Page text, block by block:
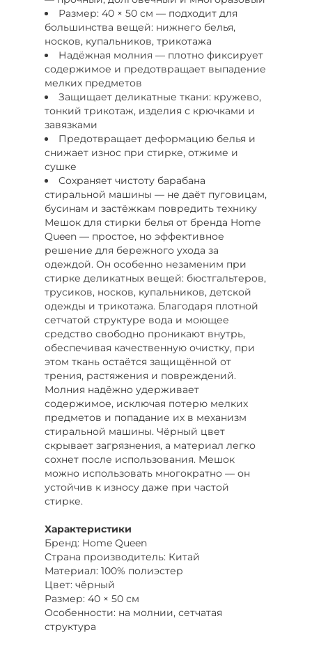
Размер: 40 × 50 см — подходит для
большинства вещей: нижнего белья,
носков, купальников, трикотажа
Надёжная молния — плотно фиксирует
содержимое и предотвращает выпадение
мелких предметов
Защищает деликатные ткани: кружево,
тонкий трикотаж, изделия с крючками и
завязками
Предотвращает деформацию белья и
снижает износ при стирке, отжиме и
сушке
Сохраняет чистоту барабана
стиральной машины — не даёт пуговицам,
бусинам и застёжкам повредить технику
Мешок для стирки белья от бренда Home
Queen — простое, но эффективное
решение для бережного ухода за
одеждой. Он особенно незаменим при
стирке деликатных вещей: бюстгальтеров,
трусиков, носков, купальников, детской
одежды и трикотажа. Благодаря плотной
сетчатой структуре вода и моющее
средство свободно проникают внутрь,
обеспечивая качественную очистку, при
этом ткань остаётся защищённой от
трения, растяжения и повреждений.
Молния надёжно удерживает
содержимое, исключая потерю мелких
предметов и попадание их в механизм
стиральной машины. Чёрный цвет
скрывает загрязнения, а материал легко
сохнет после использования. Мешок
можно использовать многократно — он
устойчив к износу даже при частой
стирке.
Характеристики
Бренд: Home Queen
Страна производитель: Китай
Материал: 100% полиэстер
Цвет: чёрный
Размер: 40 × 50 см
Особенности: на молнии, сетчатая
структура